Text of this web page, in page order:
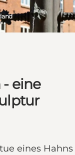
- eine
eines Hahns